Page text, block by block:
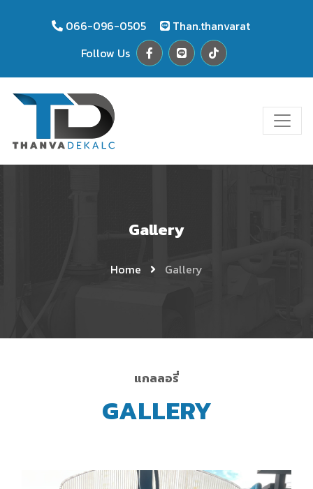
066-096-0505
Than.thanvarat
Follow Us
Gallery
Home Gallery
แกลลอรี่
GALLERY